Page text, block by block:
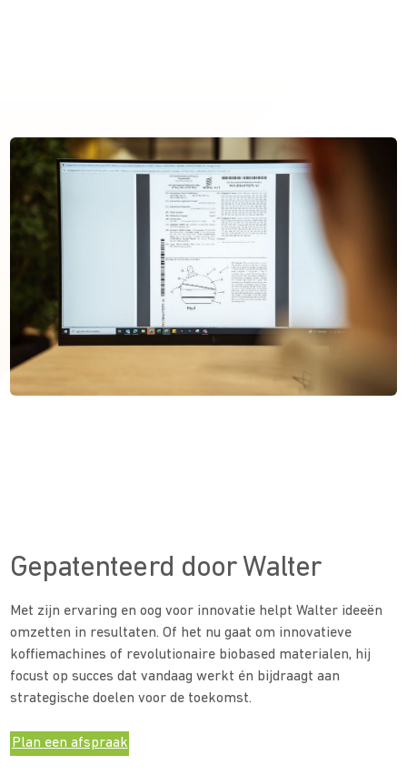
Gepatenteerd door Walter
Met zijn ervaring en oog voor innovatie helpt Walter ideeën
omzetten in resultaten. Of het nu gaat om innovatieve
koffiemachines of revolutionaire biobased materialen, hij
focust op succes dat vandaag werkt én bijdraagt aan
strategische doelen voor de toekomst.
Plan een afspraak